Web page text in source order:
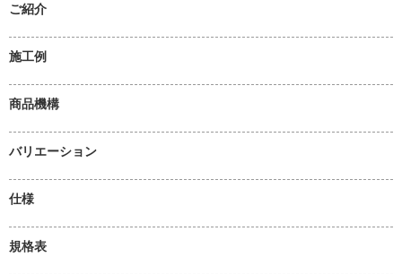
ご紹介
施工例
商品機構
バリエーション
仕様
規格表